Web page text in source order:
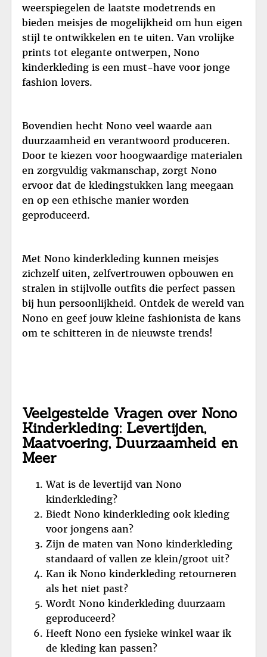
weerspiegelen de laatste modetrends en
bieden meisjes de mogelijkheid om hun eigen
stijl te ontwikkelen en te uiten. Van vrolijke
prints tot elegante ontwerpen, Nono
kinderkleding is een must-have voor jonge
fashion lovers.
Bovendien hecht Nono veel waarde aan
duurzaamheid en verantwoord produceren.
Door te kiezen voor hoogwaardige materialen
en zorgvuldig vakmanschap, zorgt Nono
ervoor dat de kledingstukken lang meegaan
en op een ethische manier worden
geproduceerd.
Met Nono kinderkleding kunnen meisjes
zichzelf uiten, zelfvertrouwen opbouwen en
stralen in stijlvolle outfits die perfect passen
bij hun persoonlijkheid. Ontdek de wereld van
Nono en geef jouw kleine fashionista de kans
om te schitteren in de nieuwste trends!
Veelgestelde Vragen over Nono
Kinderkleding: Levertijden,
Maatvoering, Duurzaamheid en
Meer
Wat is de levertijd van Nono
kinderkleding?
Biedt Nono kinderkleding ook kleding
voor jongens aan?
Zijn de maten van Nono kinderkleding
standaard of vallen ze klein/groot uit?
Kan ik Nono kinderkleding retourneren
als het niet past?
Wordt Nono kinderkleding duurzaam
geproduceerd?
Heeft Nono een fysieke winkel waar ik
de kleding kan passen?